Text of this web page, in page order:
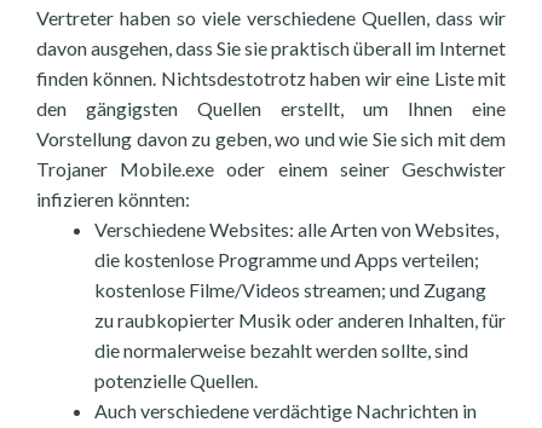
Vertreter haben so viele verschiedene Quellen, dass wir
davon ausgehen, dass Sie sie praktisch überall im Internet
finden können. Nichtsdestotrotz haben wir eine Liste mit
den gängigsten Quellen erstellt, um Ihnen eine
Vorstellung davon zu geben, wo und wie Sie sich mit dem
Trojaner Mobile.exe oder einem seiner Geschwister
infizieren könnten:
Verschiedene Websites: alle Arten von Websites,
die kostenlose Programme und Apps verteilen;
kostenlose Filme/Videos streamen; und Zugang
zu raubkopierter Musik oder anderen Inhalten, für
die normalerweise bezahlt werden sollte, sind
potenzielle Quellen.
Auch verschiedene verdächtige Nachrichten in